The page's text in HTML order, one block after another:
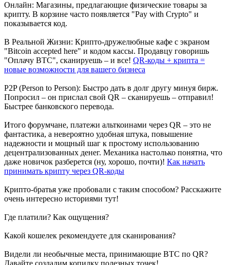
Онлайн: Магазины, предлагающие физические товары за
крипту. В корзине часто появляется "Pay with Crypto" и
показывается код.
В Реальной Жизни: Крипто-дружелюбные кафе с экраном
"Bitcoin accepted here" и кодом кассы. Продавцу говоришь
"Оплачу BTC", сканируешь – и все! QR-коды + крипта =
новые возможности для вашего бизнеса
P2P (Person to Person): Быстро дать в долг другу минуя бирж.
Попросил – он прислал свой QR – сканируешь – отправил!
Быстрее банковского перевода.
Итого форумчане, платежи альткоинами через QR – это не
фантастика, а невероятно удобная штука, повышение
надежности и мощный шаг к простому использованию
децентрализованных денег. Механика настолько понятна, что
даже новичок разберется (ну, хорошо, почти)! Как начать
принимать крипту через QR-коды
Крипто-братья уже пробовали с таким способом? Расскажите
очень интересно историями тут!
Где платили? Как ощущения?
Какой кошелек рекомендуете для сканирования?
Видели ли необычные места, принимающие BTC по QR?
Давайте создадим копилку полезных точек!